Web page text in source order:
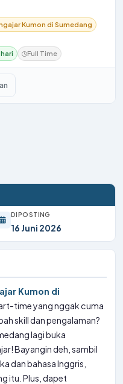
Kumon di Sumedang
Full Time
DIPOSTING
16 Juni 2026
Kumon di
time yang nggak cuma
skill dan pengalaman?
lagi buka
Bayangin deh, sambil
dan bahasa Inggris,
itu. Plus, dapet